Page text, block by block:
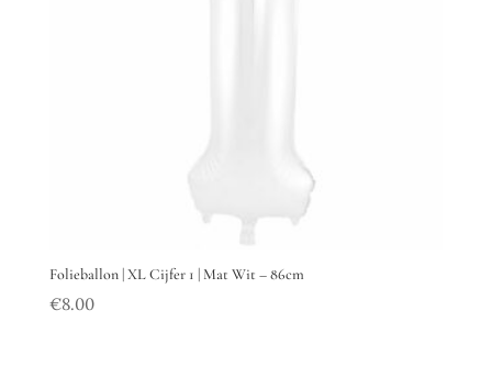
Folieballon | XL Cijfer 1 | Mat Wit – 86cm
€8.00